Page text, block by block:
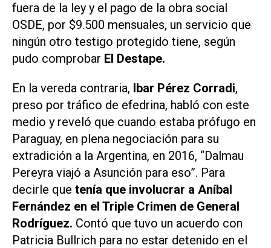
fuera de la ley y el pago de la obra social
OSDE, por $9.500 mensuales, un servicio que
ningún otro testigo protegido tiene, según
pudo comprobar El Destape.
En la vereda contraria, Ibar Pérez Corradi,
preso por tráfico de efedrina, habló con este
medio y reveló que cuando estaba prófugo en
Paraguay, en plena negociación para su
extradición a la Argentina, en 2016, “Dalmau
Pereyra viajó a Asunción para eso”. Para
decirle que tenía que involucrar a Aníbal
Fernández en el Triple Crimen de General
Rodríguez. Contó que tuvo un acuerdo con
Patricia Bullrich para no estar detenido en el